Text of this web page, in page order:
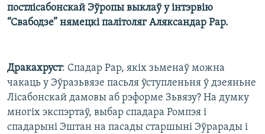
постлісабонскай Эўропы выклаў у інтэрвію
“Свабодзе” нямецкі палітоляг Аляксандар Рар.
Дракахруст: Спадар Рар, якіх зьменаў можна
чакаць у Эўразьвязе пасьля ўступленьня ў дзеяньне
Лісабонскай дамовы аб рэформе Зьвязу? На думку
многіх экспэртаў, выбар спадара Ромпэя і
спадарыні Эштан на пасады старшыні Эўрарады і